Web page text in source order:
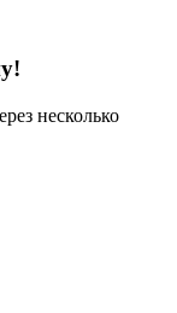
несколько